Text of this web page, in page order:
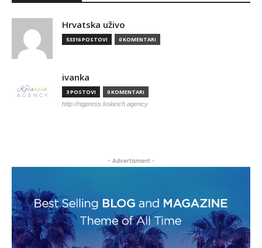
Hrvatska uživo
53316 POSTOVI 0 KOMENTARI
ivanka
3 POSTOVI 0 KOMENTARI
http://ngpress.kolarich.agency
- Advertisment -